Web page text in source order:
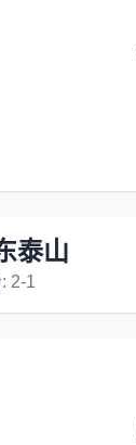
泰山
2-1